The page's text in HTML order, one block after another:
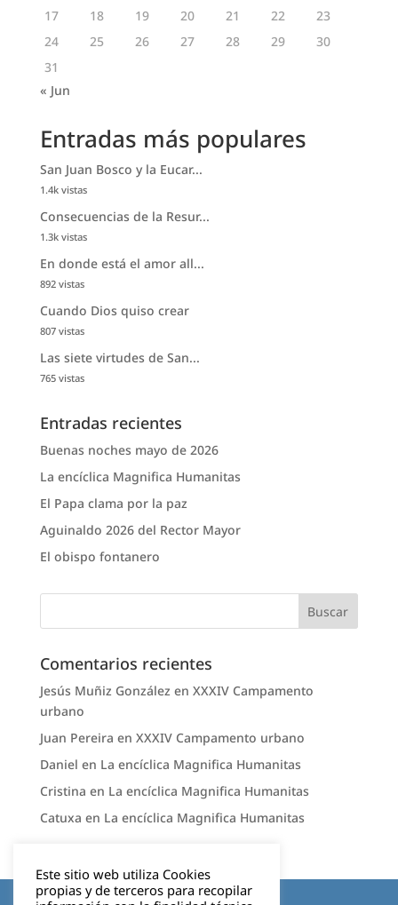
17
18 19 20 21 22
23
24
25 26 27 28 29
30
31
« Jun
Entradas más populares
San Juan Bosco y la Eucar...
1.4k vistas
Consecuencias de la Resur...
1.3k vistas
En donde está el amor all...
892 vistas
Cuando Dios quiso crear
807 vistas
Las siete virtudes de San...
765 vistas
Entradas recientes
Buenas noches mayo de 2026
La encíclica Magnifica Humanitas
El Papa clama por la paz
Aguinaldo 2026 del Rector Mayor
El obispo fontanero
Comentarios recientes
Jesús Muñiz González en XXXIV Campamento
urbano
Juan Pereira en XXXIV Campamento urbano
Daniel en La encíclica Magnifica Humanitas
Cristina en La encíclica Magnifica Humanitas
Catuxa en La encíclica Magnifica Humanitas
Aviso legal
Este sitio web utiliza Cookies
propias y de terceros para recopilar